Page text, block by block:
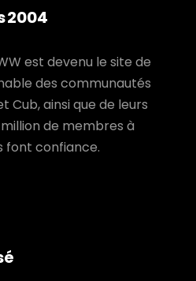
2004
est devenu le site de
des communautés
Cub, ainsi que de leurs
de membres à
font confiance.